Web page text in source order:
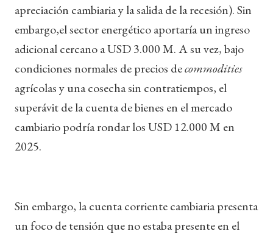
apreciación cambiaria y la salida de la recesión). Sin
embargo,el sector energético aportaría un ingreso
adicional cercano a USD 3.000 M. A su vez, bajo
condiciones normales de precios decommodities
agrícolas y una cosecha sin contratiempos, el
superávit de la cuenta de bienes en el mercado
cambiario podría rondar los USD 12.000 M en
2025.
Sin embargo, la cuenta corriente cambiaria presenta
un foco de tensión que no estaba presente en el